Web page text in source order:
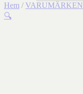
Hem / VARUMÄRKEN
🔍